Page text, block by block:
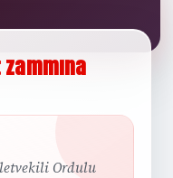
zammına
Ordulu